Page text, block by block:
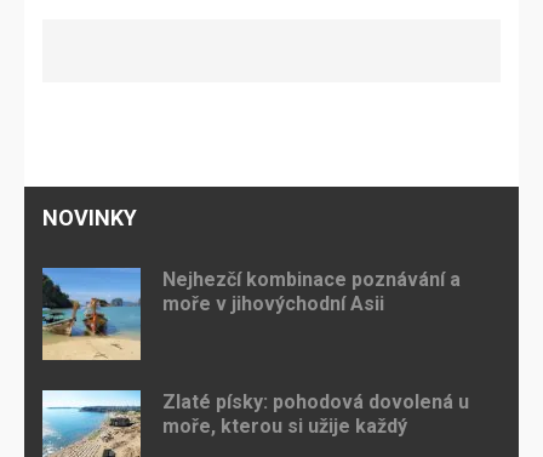
NOVINKY
Nejhezčí kombinace poznávání a
moře v jihovýchodní Asii
Zlaté písky: pohodová dovolená u
moře, kterou si užije každý